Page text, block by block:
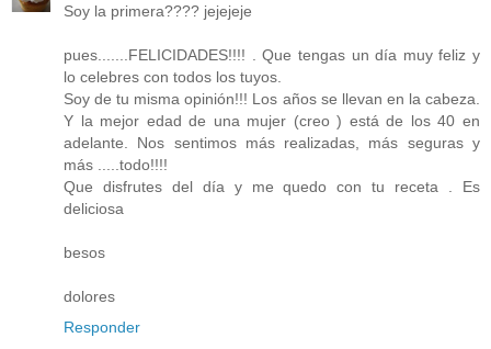
Soy la primera???? jejejeje
pues.......FELICIDADES!!!! . Que tengas un día muy feliz y
lo celebres con todos los tuyos.
Soy de tu misma opinión!!! Los años se llevan en la cabeza.
Y la mejor edad de una mujer (creo ) está de los 40 en
adelante. Nos sentimos más realizadas, más seguras y
más .....todo!!!!
Que disfrutes del día y me quedo con tu receta . Es
deliciosa
besos
dolores
Responder